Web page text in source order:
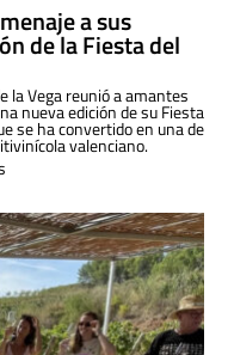
a sus
de la Fiesta del
la Vega reunió a amantes
nueva edición de su Fiesta
se ha convertido en una de
valenciano.